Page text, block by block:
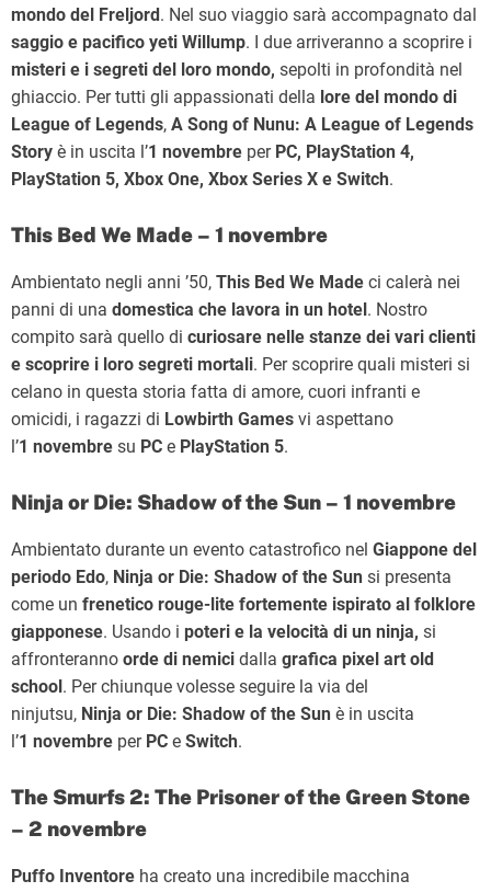
mondo del Freljord . Nel suo viaggio sarà accompagnato dal
saggio e pacifico yeti Willump. I due arriveranno a scoprire i
misteri e i segreti del loro mondo, sepolti in profondità nel
ghiaccio. Per tutti gli appassionati della lore del mondo di
League of Legends, A Song of Nunu: A League of Legends
Story è in uscita l’1 novembre per PC, PlayStation 4,
PlayStation 5, Xbox One, Xbox Series X e Switch.
This Bed We Made – 1 novembre
Ambientato negli anni ’50, This Bed We Made ci calerà nei
panni di una domestica che lavora in un hotel . Nostro
compito sarà quello di curiosare nelle stanze dei vari clienti
e scoprire i loro segreti mortali. Per scoprire quali misteri si
celano in questa storia fatta di amore, cuori infranti e
omicidi, i ragazzi di Lowbirth Games vi aspettano
l’1 novembre su PC e PlayStation 5.
Ninja or Die: Shadow of the Sun – 1 novembre
Ambientato durante un evento catastrofico nel Giappone del
periodo Edo, Ninja or Die: Shadow of the Sun si presenta
come un frenetico rouge-lite fortemente ispirato al folklore
giapponese. Usando i poteri e la velocità di un ninja, si
affronteranno orde di nemici dalla grafica pixel art old
school . Per chiunque volesse seguire la via del
ninjutsu, Ninja or Die: Shadow of the Sun è in uscita
l’1 novembre per PC e Switch.
The Smurfs 2: The Prisoner of the Green Stone
– 2 novembre
Puffo Inventore ha creato una incredibile macchina